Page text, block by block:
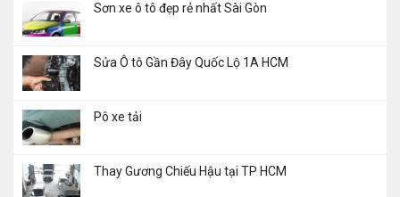
Sơn xe ô tô đẹp rẻ nhất Sài Gòn
Sửa Ô tô Gần Đây Quốc Lộ 1A HCM
Pô xe tải
Thay Gương Chiếu Hậu tại TP HCM